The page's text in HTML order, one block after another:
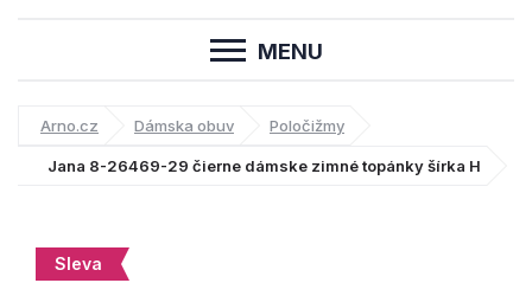
MENU
Arno.cz Dámska obuv Poločižmy
Jana 8-26469-29 čierne dámske zimné topánky šírka H
Sleva